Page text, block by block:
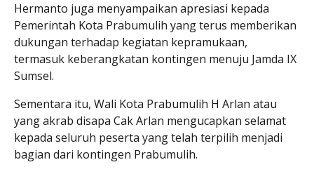
Hermanto juga menyampaikan apresiasi kepada
Pemerintah Kota Prabumulih yang terus memberikan
dukungan terhadap kegiatan kepramukaan,
termasuk keberangkatan kontingen menuju Jamda IX
Sumsel.
Sementara itu, Wali Kota Prabumulih H Arlan atau
yang akrab disapa Cak Arlan mengucapkan selamat
kepada seluruh peserta yang telah terpilih menjadi
bagian dari kontingen Prabumulih.